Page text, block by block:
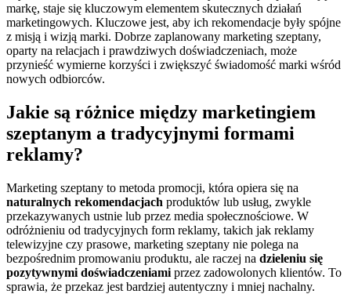
markę, staje się kluczowym elementem skutecznych działań
marketingowych. Kluczowe jest, aby ich rekomendacje były spójne
z misją i wizją marki. Dobrze zaplanowany marketing szeptany,
oparty na relacjach i prawdziwych doświadczeniach, może
przynieść wymierne korzyści i zwiększyć świadomość marki wśród
nowych odbiorców.
Jakie są różnice między marketingiem
szeptanym a tradycyjnymi formami
reklamy?
Marketing szeptany to metoda promocji, która opiera się na
naturalnych rekomendacjach produktów lub usług, zwykle
przekazywanych ustnie lub przez media społecznościowe. W
odróżnieniu od tradycyjnych form reklamy, takich jak reklamy
telewizyjne czy prasowe, marketing szeptany nie polega na
bezpośrednim promowaniu produktu, ale raczej na dzieleniu się
pozytywnymi doświadczeniami przez zadowolonych klientów. To
sprawia, że przekaz jest bardziej autentyczny i mniej nachalny.